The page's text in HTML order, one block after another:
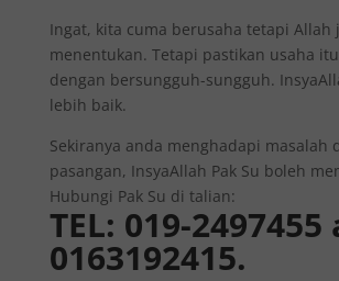
Ingat, kita cuma berusaha tetapi Allah
menentukan. Tetapi pastikan usaha
dengan bersungguh-sungguh.
lebih baik.
Sekiranya anda menghadapi masalah
pasangan, InsyaAllah Pak Su boleh
Hubungi Pak Su di talian:
TEL: 019-
0163192415.